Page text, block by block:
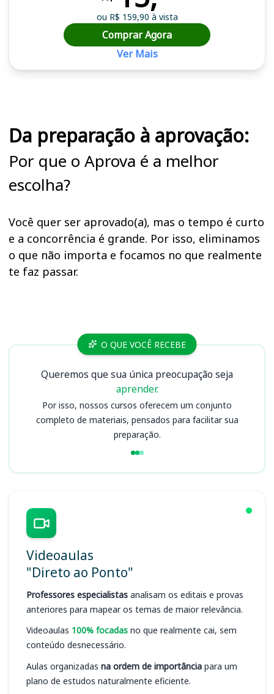
ou R$ 159,90 à vista
Comprar Agora
Ver Mais
Da preparação à aprovação:
Por que o Aprova é a melhor
escolha?
Você quer ser aprovado(a), mas o tempo é curto
e a concorrência é grande. Por isso, eliminamos
o que não importa e focamos no que realmente
te faz passar.
Cursos CRN 6O QUE VOCÊ RECEBE
Queremos que sua única preocupação seja
aprender.
Por isso, nossos cursos oferecem um conjunto
completo de materiais, pensados para facilitar sua
preparação.
Videoaulas
"Direto ao Ponto"
Professores especialistas analisam os editais e provas
anteriores para mapear os temas de maior relevância.
Videoaulas 100% focadas no que realmente cai, sem
conteúdo desnecessário.
Aulas organizadas na ordem de importância para um
plano de estudos naturalmente eficiente.